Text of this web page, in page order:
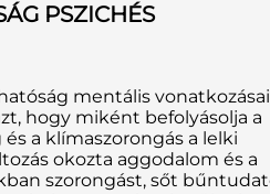
PSZICHÉS
mentális
hogy miként befolyásolja a
a klímaszorongás a lelki
okozta aggodalom és a
szorongást, sőt